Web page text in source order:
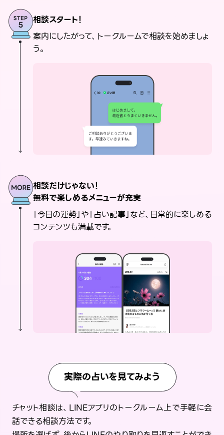
相談スタート！
案内にしたがって、トークルームで相談を始めましょ
う。
相談だけじゃない！
無料で楽しめるメニューが充実
「今日の運勢」や「占い記事」など、日常的に楽しめる
コンテンツも満載です。
実際の占いを見てみよう
チャット相談は、LINEアプリのトークルーム上で手軽に会
話できる相談方法です。